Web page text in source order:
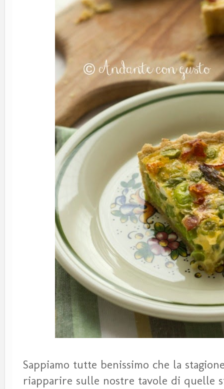
Sappiamo tutte benissimo che la
riapparire sulle nostre tavole di quelle